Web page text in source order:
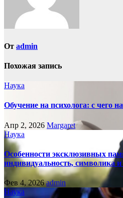
От admin
Похожая запись
Наука
Обучение на психолога: с чего
Апр 2, 2026 Margaret
Наука
Особенности эксклюзивных
индивидуальность, символика и
Фев 4, 2026admin
Наука